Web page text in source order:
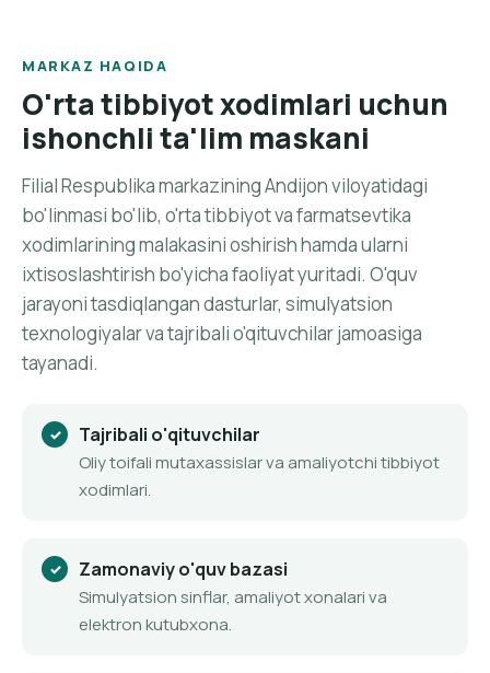
MARKAZ HAQIDA
O'rta tibbiyot xodimlari uchun
ishonchli ta'lim maskani
Filial Respublika markazining Andijon viloyatidagi
bo'linmasi bo'lib, o'rta tibbiyot va farmatsevtika
xodimlarining malakasini oshirish hamda ularni
ixtisoslashtirish bo'yicha faoliyat yuritadi. O'quv
jarayoni tasdiqlangan dasturlar, simulyatsion
texnologiyalar va tajribali o'qituvchilar jamoasiga
tayanadi.
Tajribali o'qituvchilar
Oliy toifali mutaxassislar va amaliyotchi tibbiyot
xodimlari.
Zamonaviy o'quv bazasi
Simulyatsion sinflar, amaliyot xonalari va
elektron kutubxona.